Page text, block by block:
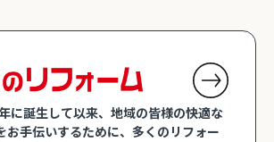
に誕生して以来、地域の皆様の快適な
お手伝いするために、多くのリフォー